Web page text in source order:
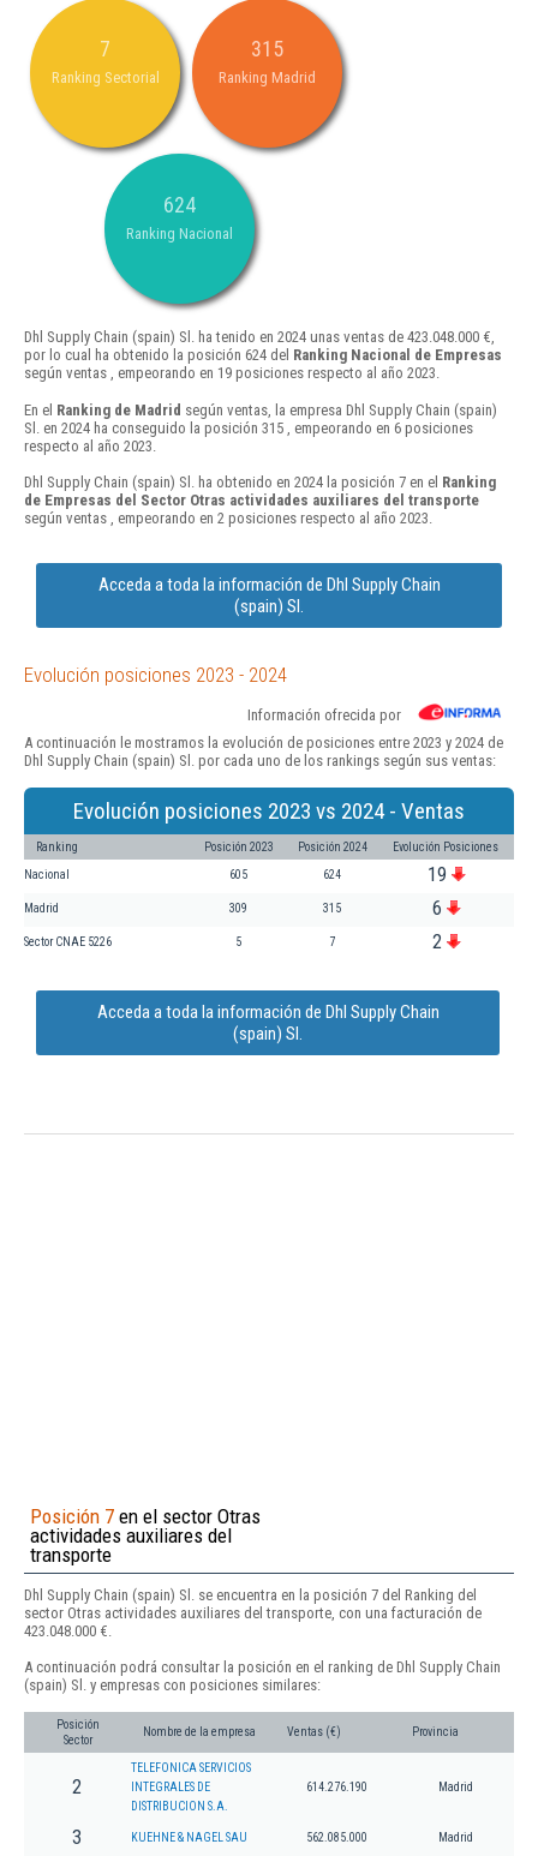
7
Ranking Sectorial
315
Ranking Madrid
624
Ranking Nacional
Dhl Supply Chain (spain) Sl. ha tenido en 2024 unas ventas de 423.048.000 €,
por lo cual ha obtenido la posición 624 del Ranking Nacional de Empresas
según ventas , empeorando en 19 posiciones respecto al año 2023.
En el Ranking de Madrid según ventas, la empresa Dhl Supply Chain (spain)
Sl. en 2024 ha conseguido la posición 315 , empeorando en 6 posiciones
respecto al año 2023.
Dhl Supply Chain (spain) Sl. ha obtenido en 2024 la posición 7 en el Ranking
de Empresas del Sector Otras actividades auxiliares del transporte
según ventas , empeorando en 2 posiciones respecto al año 2023.
Acceda a toda la información de Dhl Supply Chain
(spain) Sl.
Evolución posiciones 2023 - 2024
Información ofrecida por
A continuación le mostramos la evolución de posiciones entre 2023 y 2024 de
Dhl Supply Chain (spain) Sl. por cada uno de los rankings según sus ventas:
Evolución posiciones 2023 vs 2024 - Ventas
Ranking Posición 2023 Posición 2024 Evolución Posiciones
Nacional 605 624 19
Madrid 309 315 6
Sector CNAE 5226 5 7 2
Acceda a toda la información de Dhl Supply Chain
(spain) Sl.
Posición 7 en el sector Otras
actividades auxiliares del
transporte
Dhl Supply Chain (spain) Sl. se encuentra en la posición 7 del Ranking del
sector Otras actividades auxiliares del transporte, con una facturación de
423.048.000 €.
A continuación podrá consultar la posición en el ranking de Dhl Supply Chain
(spain) Sl. y empresas con posiciones similares:
Posición
Sector
Nombre de la empresa Ventas (€) Provincia
2
TELEFONICA SERVICIOS
INTEGRALES DE
DISTRIBUCION S.A.
614.276.190 Madrid
3 KUEHNE & NAGEL SAU 562.085.000 Madrid